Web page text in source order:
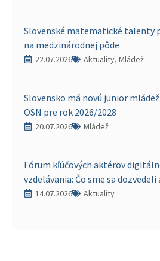
Slovenské matematické talenty
na medzinárodnej pôde
22.07.2026 Aktuality, Mládež
Slovensko má novú junior
OSN pre rok 2026/2028
20.07.2026 Mládež
Fórum kľúčových aktérov
vzdelávania: Čo sme sa dozvedeli
14.07.2026 Aktuality